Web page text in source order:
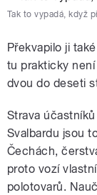
Tak to vypadá, když
Překvapilo ji
tu prakticky
dvou do deseti
Strava
Svalbardu jsou
Čechách,
proto vozí
polotovarů.